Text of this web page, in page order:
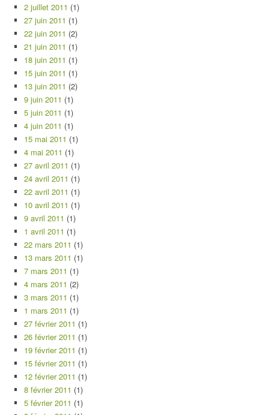
2 juillet 2011 (1)
27 juin 2011 (1)
22 juin 2011 (2)
21 juin 2011 (1)
18 juin 2011 (1)
15 juin 2011 (1)
13 juin 2011 (2)
9 juin 2011 (1)
5 juin 2011 (1)
4 juin 2011 (1)
15 mai 2011 (1)
4 mai 2011 (1)
27 avril 2011 (1)
24 avril 2011 (1)
22 avril 2011 (1)
10 avril 2011 (1)
9 avril 2011 (1)
1 avril 2011 (1)
22 mars 2011 (1)
13 mars 2011 (1)
7 mars 2011 (1)
4 mars 2011 (2)
3 mars 2011 (1)
1 mars 2011 (1)
27 février 2011 (1)
26 février 2011 (1)
19 février 2011 (1)
15 février 2011 (1)
12 février 2011 (1)
8 février 2011 (1)
5 février 2011 (1)